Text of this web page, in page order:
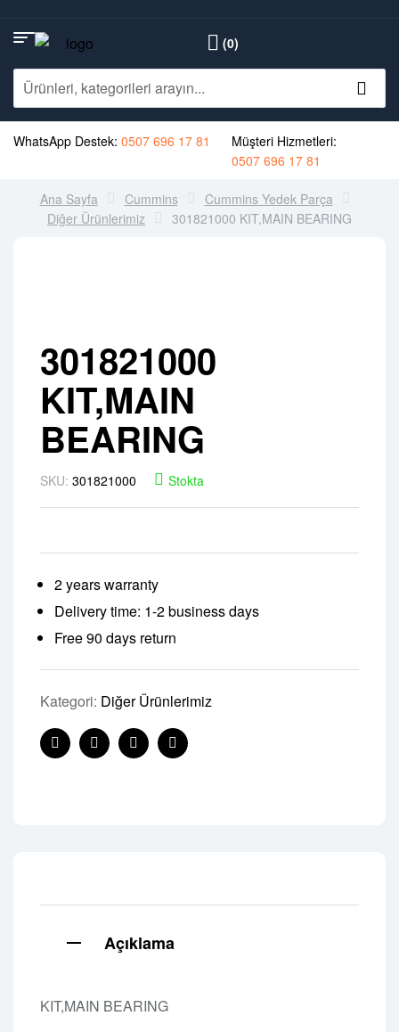
(0)
WhatsApp Destek: 0507 696 17 81
Müşteri Hizmetleri:
0507 696 17 81
Ana Sayfa Cummins
Cummins Yedek Parça
Diğer Ürünlerimiz
301821000 KIT,MAIN BEARING
301821000
KIT,MAIN
BEARING
SKU: 301821000 Stokta
2 years warranty
Delivery time: 1-2 business days
Free 90 days return
Kategori: Diğer Ürünlerimiz
FacebookTwitterLinkedinPinterest
Açıklama
KIT,MAIN BEARING